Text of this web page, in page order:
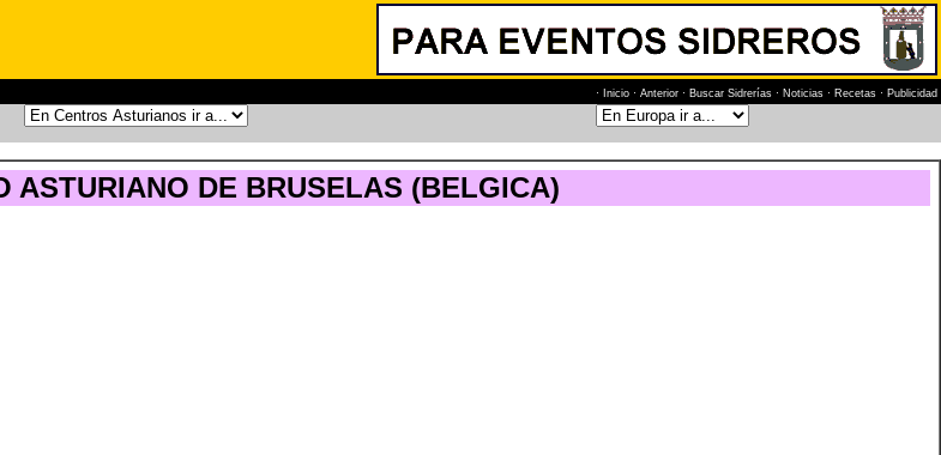
· Inicio · Anterior · Buscar Sidrerías · Noticias · Recetas · Publicidad
ASTURIANO DE BRUSELAS (BELGICA)